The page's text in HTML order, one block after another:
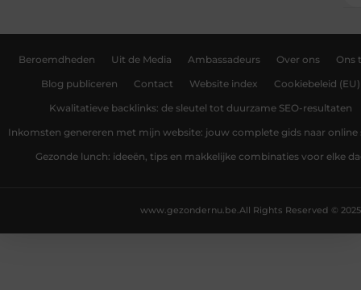
Beroemdheden Uit de Media Ambassadeurs Over ons Ons
Blog publiceren Contact Website index Cookiebeleid (EU)
Kwalitatieve backlinks: de sleutel tot duurzame SEO-resultaten
Inkomsten genereren met mijn website: jouw complete gids naar online
Gezonde lunch: ideeën, tips en makkelijke combinaties voor elke
All Rights Reserved © 2025
www.gezondernu.be.